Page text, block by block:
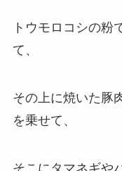
トウモロコシの粉
て、
その上に焼いた豚
を乗せて、
そこにタマネギや